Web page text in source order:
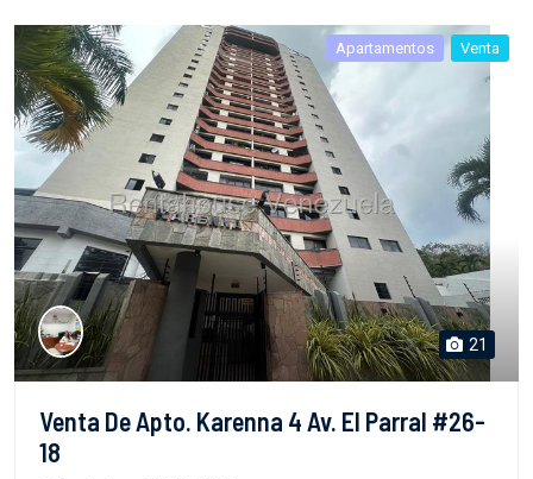
Apartamentos Venta
21
Venta De Apto. Karenna 4 Av. El Parral #26-
18